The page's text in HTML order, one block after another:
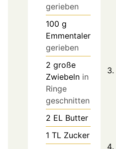
gerieben
100 g
Emmentaler
gerieben
2 große
Zwiebeln in
Ringe
geschnitten
2 EL Butter
1 TL Zucker